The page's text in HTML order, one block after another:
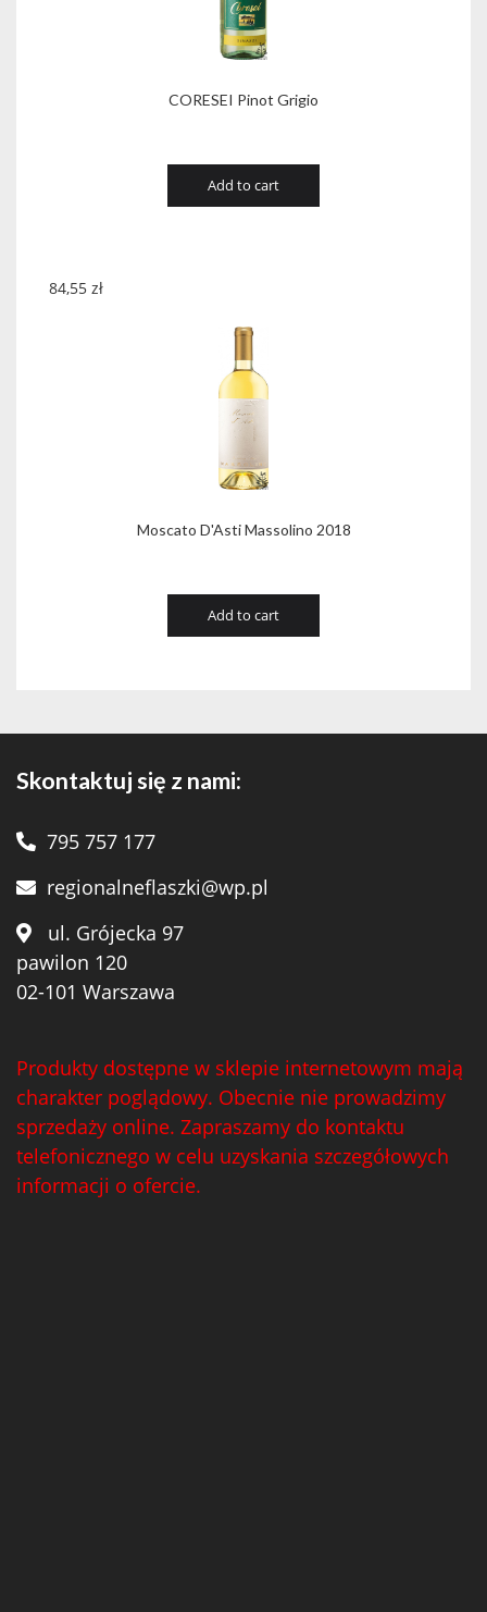
CORESEI Pinot Grigio
Add to cart
Moscato D'Asti Massolino 2018
84,55 zł
Add to cart
Skontaktuj się z nami:
795 757 177
regionalneflaszki@wp.pl
ul. Grójecka 97
pawilon 120
02-101 Warszawa
Produkty dostępne w sklepie internetowym mają
charakter poglądowy. Obecnie nie prowadzimy
sprzedaży online. Zapraszamy do kontaktu
telefonicznego w celu uzyskania szczegółowych
informacji o ofercie.